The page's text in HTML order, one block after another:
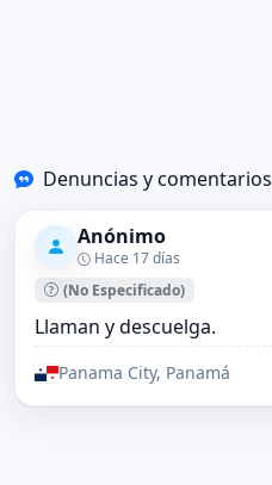
Denuncias y comentarios
Anónimo
Hace 17 días
(No Especificado)
Llaman y descuelga.
Panama City, Panamá